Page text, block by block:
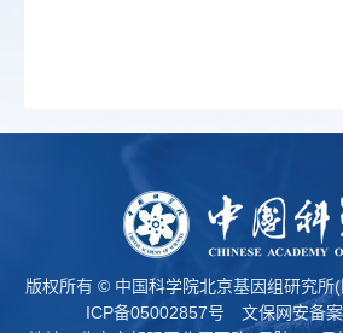
版权所有 © 中国科学院北京基因组研究
ICP备05002857号
文保网安备